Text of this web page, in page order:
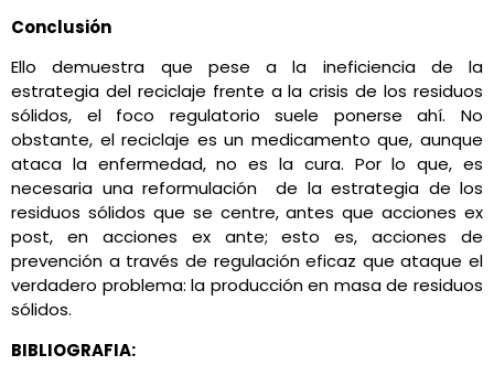
Conclusión
Ello demuestra que pese a la ineficiencia de la
estrategia del reciclaje frente a la crisis de los residuos
sólidos, el foco regulatorio suele ponerse ahí. No
obstante, el reciclaje es un medicamento que, aunque
ataca la enfermedad, no es la cura. Por lo que, es
necesaria una reformulación de la estrategia de los
residuos sólidos que se centre, antes que acciones ex
post, en acciones ex ante; esto es, acciones de
prevención a través de regulación eficaz que ataque el
verdadero problema: la producción en masa de residuos
sólidos.
BIBLIOGRAFIA: